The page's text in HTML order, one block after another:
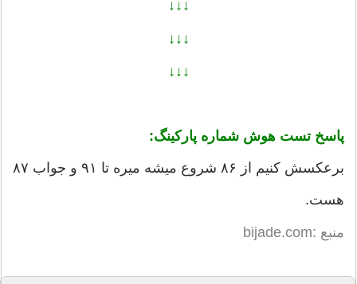
↓↓↓
↓↓↓
↓↓↓
پاسخ تست هوش شماره پارکینگ:
برعکسش کنیم از ۸۶ شروع میشه میره تا ۹۱ و جواب ۸۷
هست.
منبع :bijade.com